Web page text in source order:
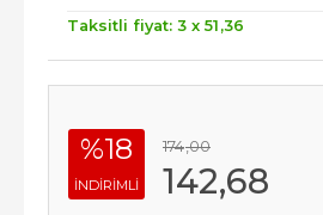
Taksitli fiyat: 3 x 51 ,36
%18
INDIRIMLI
174,00
142,68